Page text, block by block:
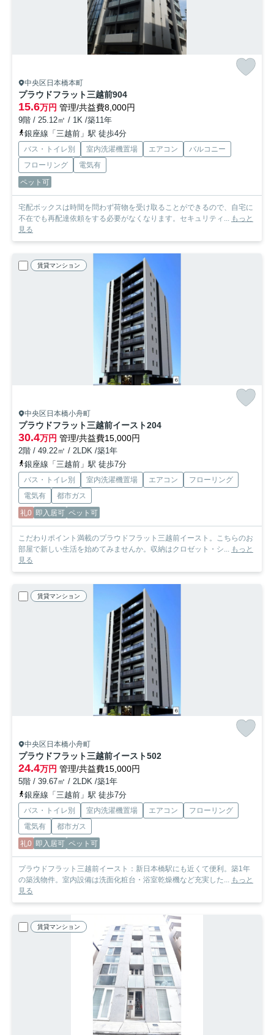
中央区日本橋本町
プラウドフラット三越前904
15.6万円 管理/共益費8,000円
9階 / 25.12㎡ / 1K /築11年
銀座線「三越前」駅 徒歩4分
バス・トイレ別 室内洗濯機置場 エアコン
バルコニー
フローリング
電気有
ペット可
宅配ボックスは時間を問わず荷物を受け取ることができるので、自宅に
不在でも再配達依頼をする必要がなくなります。セキュリティ... もっと
見る
賃貸マンション
中央区日本橋小舟町
プラウドフラット三越前イースト204
30.4万円 管理/共益費15,000円
2階 / 49.22㎡ / 2LDK /築1年
銀座線「三越前」駅 徒歩7分
バス・トイレ別 室内洗濯機置場 エアコン
フローリング
電気有
都市ガス
礼0 即入居可 ペット可
こだわりポイント満載のプラウドフラット三越前イースト。こちらのお
部屋で新しい生活を始めてみませんか。収納はクロゼット・シ... もっと
見る
賃貸マンション
中央区日本橋小舟町
プラウドフラット三越前イースト502
24.4万円 管理/共益費15,000円
5階 / 39.67㎡ / 2LDK /築1年
銀座線「三越前」駅 徒歩7分
バス・トイレ別 室内洗濯機置場 エアコン
フローリング
電気有
都市ガス
礼0 即入居可 ペット可
プラウドフラット三越前イースト：新日本橋駅にも近くて便利。築1年
の築浅物件。室内設備は洗面化粧台・浴室乾燥機など充実した... もっと
見る
賃貸マンション